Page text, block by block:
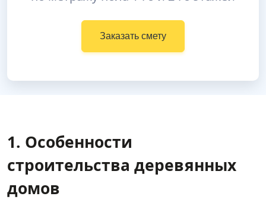
Заказать смету
1. Особенности
строительства деревянных
домов